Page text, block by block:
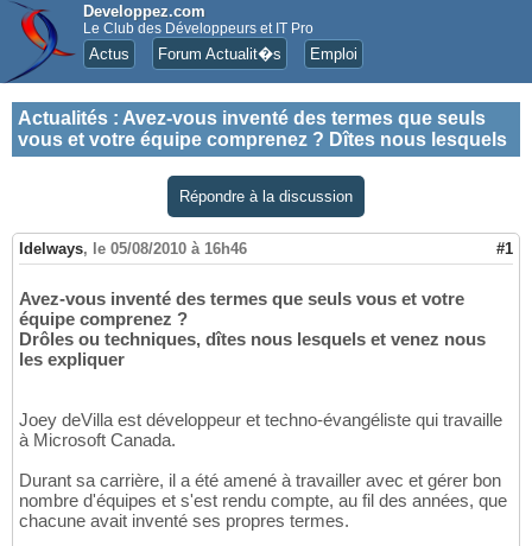
Developpez.com
Le Club des Développeurs et IT Pro
Actus Forum Actualit�s Emploi
Actualités : Avez-vous inventé des termes que seuls
vous et votre équipe comprenez ? Dîtes nous lesquels
Répondre à la discussion
Idelways, le 05/08/2010 à 16h46 #1
Avez-vous inventé des termes que seuls vous et votre
équipe comprenez ?
Drôles ou techniques, dîtes nous lesquels et venez nous
les expliquer
Joey deVilla est développeur et techno-évangéliste qui travaille
à Microsoft Canada.
Durant sa carrière, il a été amené à travailler avec et gérer bon
nombre d'équipes et s'est rendu compte, au fil des années, que
chacune avait inventé ses propres termes.